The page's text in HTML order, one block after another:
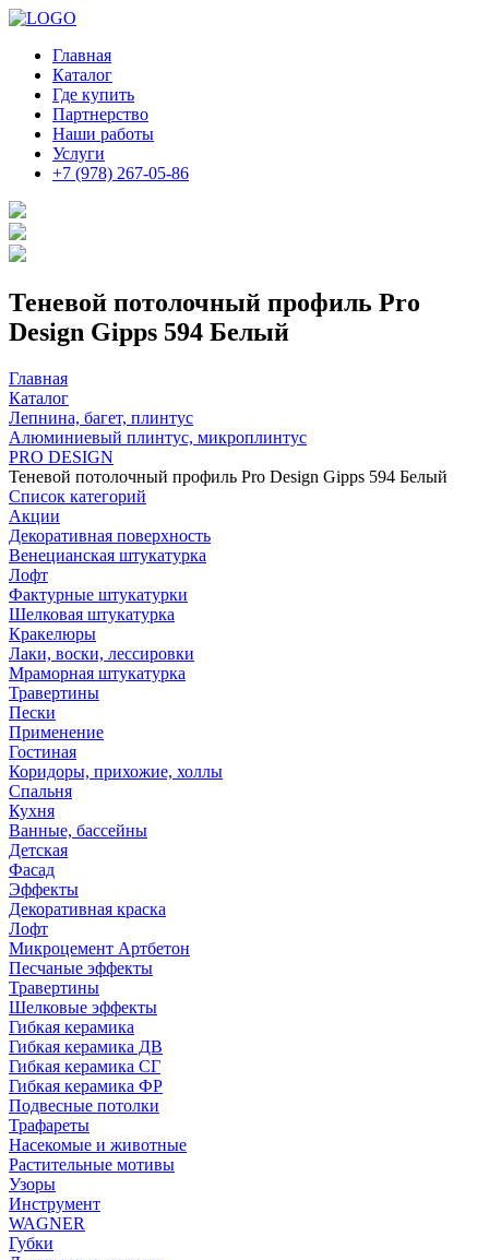
Главная
Каталог
Где купить
Партнерство
Наши работы
Услуги
+7 (978) 267-05-86
Теневой потолочный профиль Pro
Design Gipps 594 Белый
Главная
Каталог
Лепнина, багет, плинтус
Алюминиевый плинтус, микроплинтус
PRO DESIGN
Теневой потолочный профиль Pro Design Gipps 594 Белый
Список категорий
Акции
Декоративная поверхность
Венецианская штукатурка
Лофт
Фактурные штукатурки
Шелковая штукатурка
Кракелюры
Лаки, воски, лессировки
Мраморная штукатурка
Травертины
Пески
Применение
Гостиная
Коридоры, прихожие, холлы
Спальня
Кухня
Ванные, бассейны
Детская
Фасад
Эффекты
Декоративная краска
Лофт
Микроцемент Артбетон
Песчаные эффекты
Травертины
Шелковые эффекты
Гибкая керамика
Гибкая керамика ДВ
Гибкая керамика СГ
Гибкая керамика ФР
Подвесные потолки
Трафареты
Насекомые и животные
Растительные мотивы
Узоры
Инструмент
WAGNER
Губки